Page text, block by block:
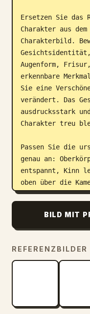
Ersetzen Sie das
Charakter aus
Charakterbild.
Augenform,
erkennbare
Sie eine
verändert. Das
ausdrucksstark
Charakter treu
Passen Sie die
genau an:
entspannt, Kinn
oben über die
ruhiges
von Präsenz und
innerhalb des
Behalten Sie den
BILD MIT
REFERENZBILDER